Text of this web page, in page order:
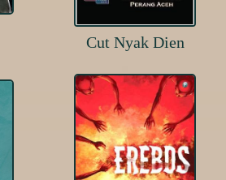
Cut Nyak Dien